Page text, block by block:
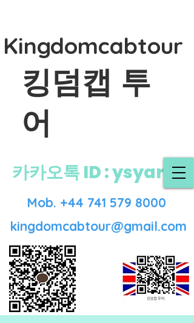
Kingdomcabtour
킹덤캡 투
어
​카카오톡 ID : ysyar
Mob. +44 741 579 8000
kingdomcabtour@gmail.com